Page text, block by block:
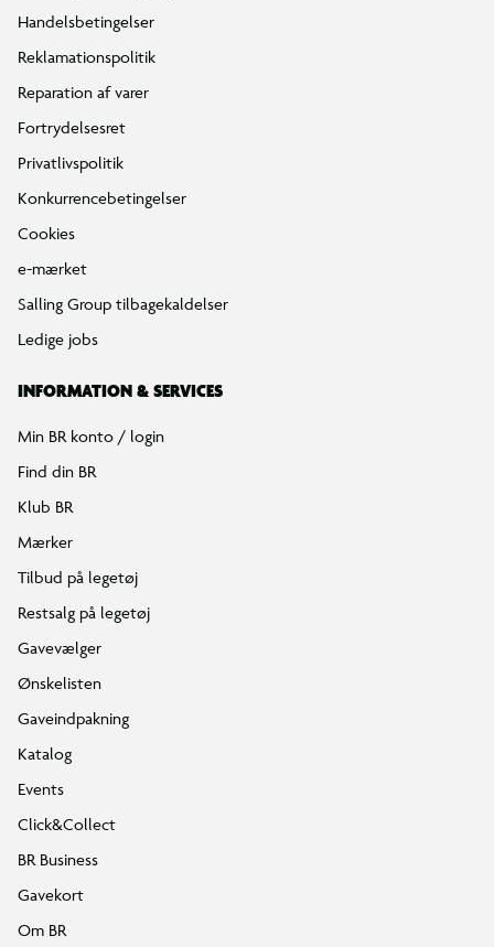
Handelsbetingelser
Reklamationspolitik
Reparation af varer
Fortrydelsesret
Privatlivspolitik
Konkurrencebetingelser
Cookies
e-mærket
Salling Group tilbagekaldelser
Ledige jobs
INFORMATION & SERVICES
Min BR konto / login
Find din BR
Klub BR
Mærker
Tilbud på legetøj
Restsalg på legetøj
Gavevælger
Ønskelisten
Gaveindpakning
Katalog
Events
Click&Collect
BR Business
Gavekort
Om BR